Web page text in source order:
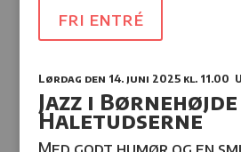
fri entré
Lørdag den 14. juni 2025 kl. 11.00
Jazz i Børnehøjde
Haletudserne
Med godt humør og en